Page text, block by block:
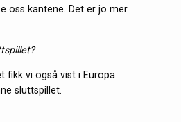
oss kantene. Det er jo mer
fikk vi også vist i Europa
sluttspillet.